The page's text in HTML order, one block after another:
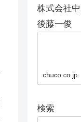
株式会社
後藤一俊
chuco.co.jp
検索